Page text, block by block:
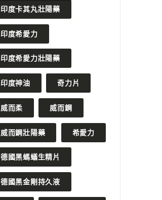
印度卡其丸壯陽藥
印度希愛力
印度希愛力壯陽藥
印度神油 奇力片
威而柔 威而鋼
威而鋼壯陽藥 希愛力
德國黑螞蟻生精片
德國黑金剛持久液